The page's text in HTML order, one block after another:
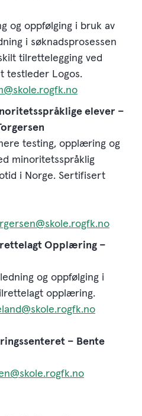
og oppfølging i bruk av
i søknadsprosessen
tilrettelegging ved
testleder Logos.
elever –
testing, opplæring og
minoritetsspråklig
i Norge. Sertifisert
Opplæring –
og oppfølging i
opplæring.
– Bente